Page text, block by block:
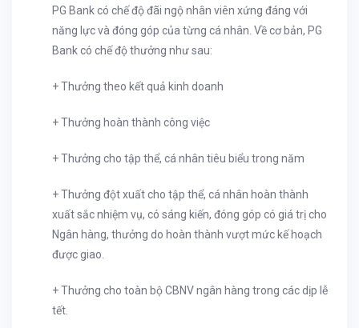
PG Bank có chế độ đãi ngộ nhân viên xứng đáng với
năng lực và đóng góp của từng cá nhân. Về cơ bản, PG
Bank có chế độ thưởng như sau:
+ Thưởng theo kết quả kinh doanh
+ Thưởng hoàn thành công việc
+ Thưởng cho tập thể, cá nhân tiêu biểu trong năm
+ Thưởng đột xuất cho tập thể, cá nhân hoàn thành
xuất sắc nhiệm vụ, có sáng kiến, đóng góp có giá trị cho
Ngân hàng, thưởng do hoàn thành vượt mức kế hoạch
được giao.
+ Thưởng cho toàn bộ CBNV ngân hàng trong các dịp lễ
tết.